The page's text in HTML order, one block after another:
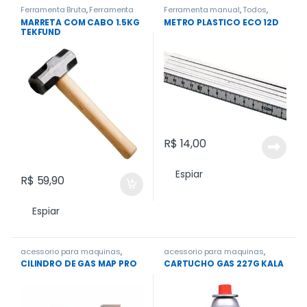
Ferramenta Bruta,Ferramenta
manual,Ferramentas,
Ferramentas em Geral,Todos
MARRETA COM CABO 1.5KG
TEKFUND
R$ 59,90
Espiar
Ferramenta manual,Todos,
Trena e Nivel
METRO PLASTICO ECO 12D
R$ 14,00
Espiar
acessorio para maquinas,
Acessorios gerais,Todos
CILINDRO DE GAS MAP PRO
acessorio para maquinas,
Acessorios gerais, Todos
CARTUCHO GAS 227G KALA